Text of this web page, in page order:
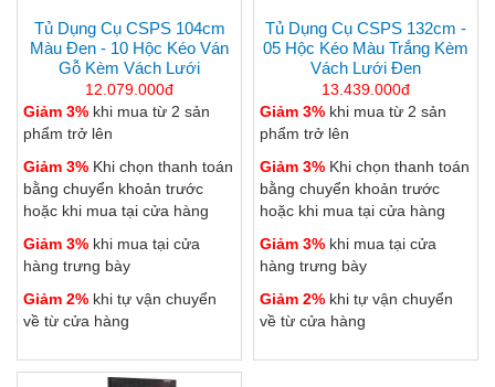
Tủ Dụng Cụ CSPS 104cm
Màu Đen - 10 Hộc Kéo Ván
Gỗ Kèm Vách Lưới
12.079.000đ
Giảm 3% khi mua từ 2 sản
phẩm trở lên
Giảm 3% Khi chọn thanh toán
bằng chuyển khoản trước
hoặc khi mua tại cửa hàng
Giảm 3% khi mua tại cửa
hàng trưng bày
Giảm 2% khi tự vận chuyển
về từ cửa hàng
Tủ Dụng Cụ CSPS 132cm -
05 Hộc Kéo Màu Trắng Kèm
Vách Lưới Đen
13.439.000đ
Giảm 3% khi mua từ 2 sản
phẩm trở lên
Giảm 3% Khi chọn thanh toán
bằng chuyển khoản trước
hoặc khi mua tại cửa hàng
Giảm 3% khi mua tại cửa
hàng trưng bày
Giảm 2% khi tự vận chuyển
về từ cửa hàng